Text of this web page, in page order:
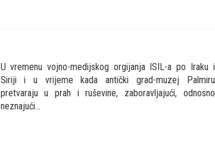
U vremenu vojno-medijskog orgijanja ISIL-a po Iraku i
Siriji i u vrijeme kada antički grad-muzej Palmiru
pretvaraju u prah i ruševine, zaboravljajući, odnosno
neznajući…